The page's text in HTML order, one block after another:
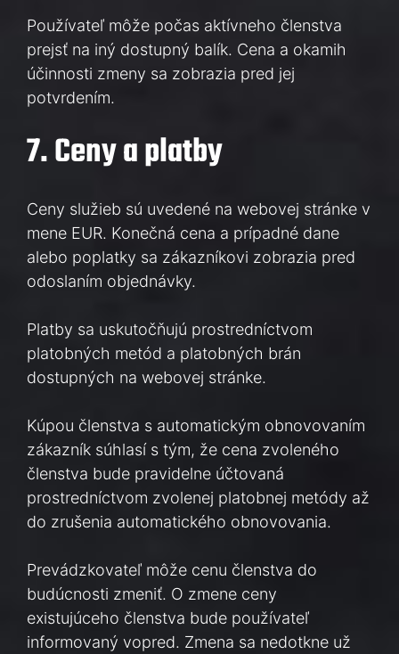
Používateľ môže počas aktívneho členstva
prejsť na iný dostupný balík. Cena a okamih
účinnosti zmeny sa zobrazia pred jej
potvrdením.
7. Ceny a platby
Ceny služieb sú uvedené na webovej stránke v
mene EUR. Konečná cena a prípadné dane
alebo poplatky sa zákazníkovi zobrazia pred
odoslaním objednávky.
Platby sa uskutočňujú prostredníctvom
platobných metód a platobných brán
dostupných na webovej stránke.
Kúpou členstva s automatickým obnovovaním
zákazník súhlasí s tým, že cena zvoleného
členstva bude pravidelne účtovaná
prostredníctvom zvolenej platobnej metódy až
do zrušenia automatického obnovovania.
Prevádzkovateľ môže cenu členstva do
budúcnosti zmeniť. O zmene ceny
existujúceho členstva bude používateľ
informovaný vopred. Zmena sa nedotkne už